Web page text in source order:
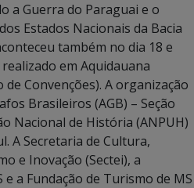
a Guerra do Paraguai e o
Estados Nacionais da Bacia
também no dia 18 e
em Aquidauana
de Convenções). A organização
Brasileiros (AGB) – Seção
Nacional de História (ANPUH)
A Secretaria de Cultura,
e Inovação (Sectei), a
a Fundação de Turismo de MS